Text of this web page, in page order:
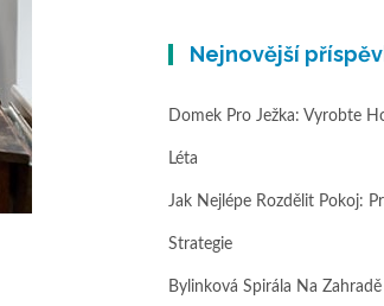
Nejnovější
Domek Pro Ježka: Vyrobte
Léta
Jak Nejlépe Rozdělit Pokoj:
Strategie
Bylinková Spirála Na